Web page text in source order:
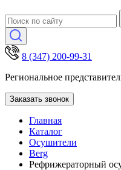
8 (347) 200-99-31
Региональное
Заказать звонок
Главная
Каталог
Осушители
Berg
Рефрижераторный